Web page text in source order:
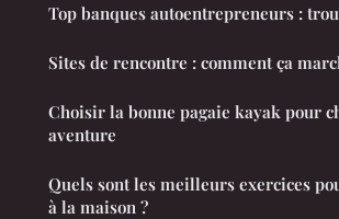
Top banques autoentrepreneurs :
Sites de rencontre : comment ça
Choisir la bonne pagaie kayak pour
aventure
Quels sont les meilleurs exercices
à la maison ?